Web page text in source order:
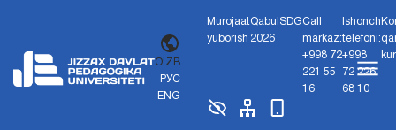
O'ZB
РУС
ENG
Murojaat
yuborish
Qabul
2026
SDGCall
markaz:
+998 72
221 55
16
Ishonch
telefoni:
+998
72 226
68 10